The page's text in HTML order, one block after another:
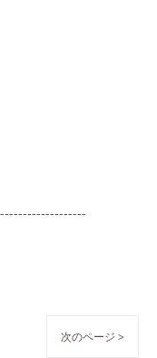
次のページ >